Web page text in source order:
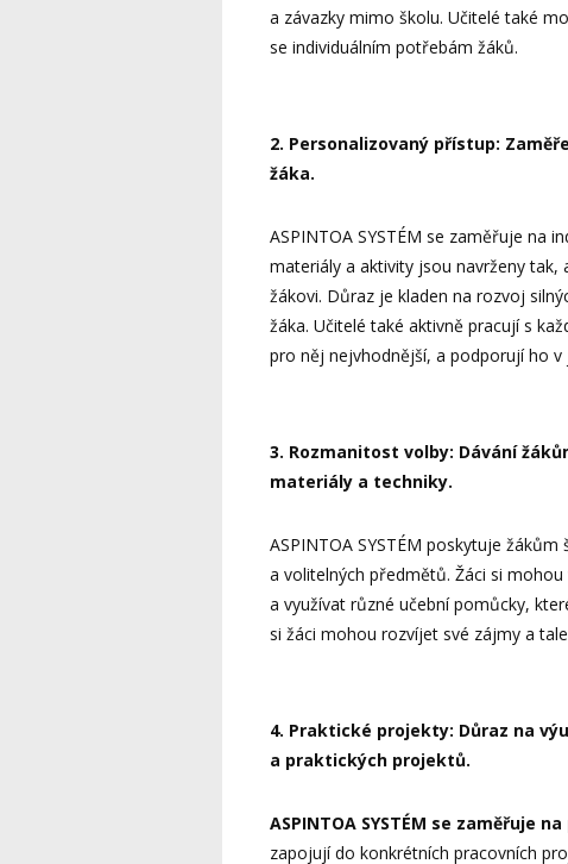
a závazky mimo školu. Učitelé také
se individuálním potřebám žáků.
2. Personalizovaný přístup:
žáka.
ASPINTOA SYSTÉM se zaměřuje na
materiály a aktivity jsou navrženy tak,
žákovi. Důraz je kladen na rozvoj
žáka. Učitelé také aktivně pracují s
pro něj nejvhodnější, a podporují ho
3. Rozmanitost volby: Dávání
materiály a techniky.
ASPINTOA SYSTÉM poskytuje
a volitelných předmětů. Žáci si
a využívat různé učební pomůcky,
si žáci mohou rozvíjet své zájmy a
4. Praktické projekty: Důraz na
a praktických projektů.
ASPINTOA SYSTÉM se zaměřuje
zapojují do konkrétních pracovních